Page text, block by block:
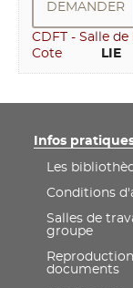
DEMANDER
Cote
CDFT - Salle
         LIE
Infos
Les
Conditions
Salles de
groupe
documents